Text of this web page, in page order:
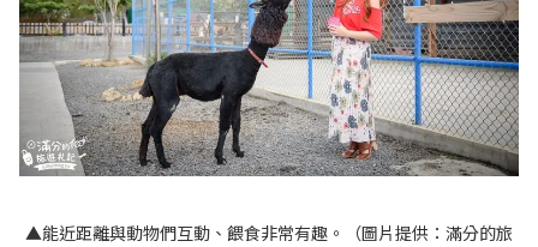
▲能近距離與動物們互動、餵食非常有趣。（圖片提供：滿分的旅